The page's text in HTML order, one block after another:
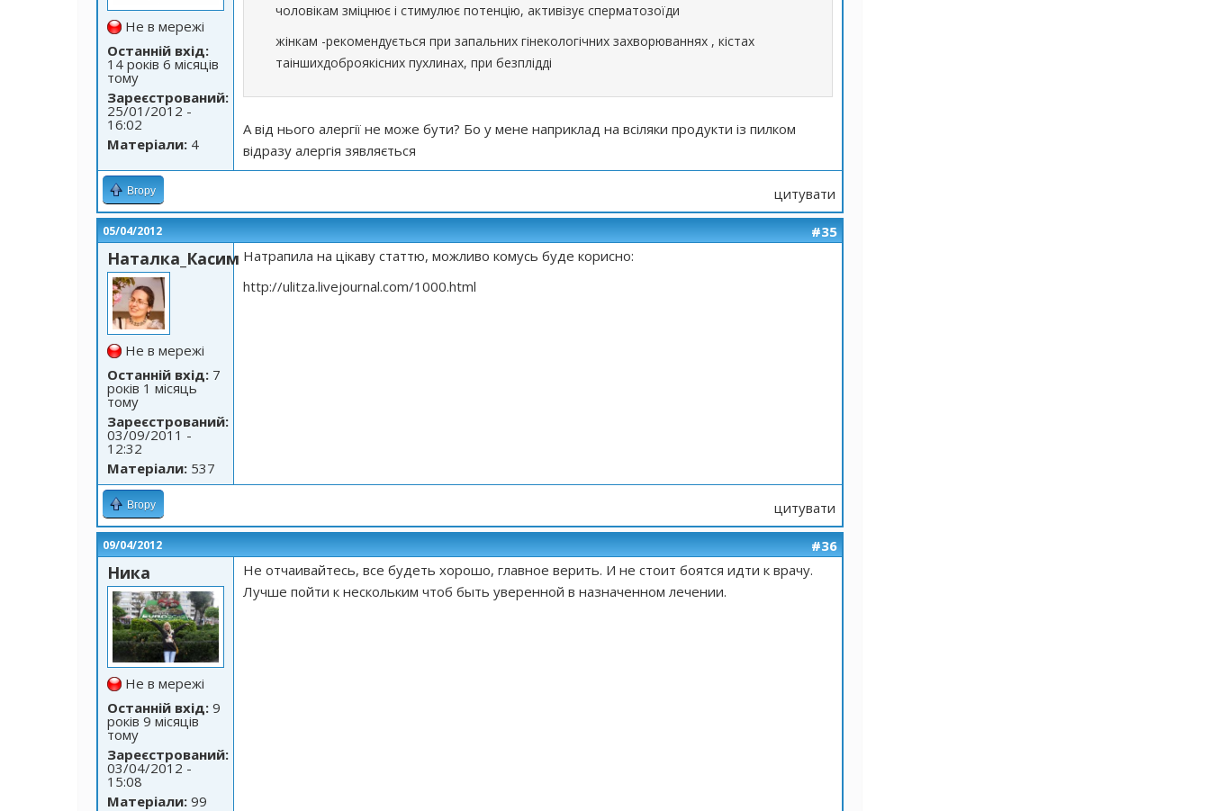
Не в мережі
Останній вхід:
14 років 6 місяців
тому
Зареєстрований:
25/01/2012 -
16:02
Матеріали: 4
чоловікам зміцнює і стимулює потенцію, активізує сперматозоїди
жінкам -рекомендується при запальних гінекологічних захворюваннях , кістах
таіншихдоброякісних пухлинах, при безплідді
А від нього алергії не може бути? Бо у мене наприклад на всіляки продукти із пилком
відразу алергія зявляється
Вгору цитувати
05/04/2012 #35
Наталка_Касим
Не в мережі
Останній вхід: 7
років 1 місяць
тому
Зареєстрований:
03/09/2011 -
12:32
Матеріали: 537
Натрапила на цікаву статтю, можливо комусь буде корисно:
http://ulitza.livejournal.com/1000.html
Вгору цитувати
09/04/2012 #36
Ника
Не в мережі
Останній вхід: 9
років 9 місяців
тому
Зареєстрований:
03/04/2012 -
15:08
Матеріали: 99
Не отчаивайтесь, все будеть хорошо, главное верить. И не стоит боятся идти к врачу.
Лучше пойти к нескольким чтоб быть уверенной в назначенном лечении.